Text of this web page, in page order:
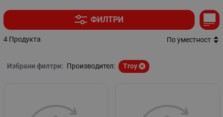
ФИЛТРИ
4 Продукта По уместност
Избрани филтри: Производител: Troy